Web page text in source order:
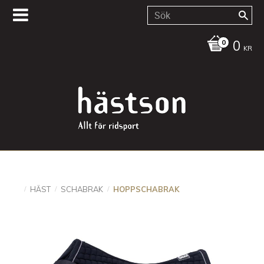
0 KR
HÄST SCHABRAK HOPPSCHABRAK